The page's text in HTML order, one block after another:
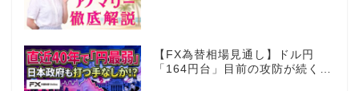
【FX為替相場見通し】ドル円
「164円台」目前の攻防が続く！